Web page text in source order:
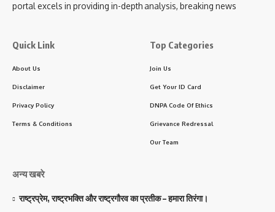
portal excels in providing in-depth analysis, breaking news
Quick Link
About Us
Disclaimer
Privacy Policy
Terms & Conditions
Top Categories
Join Us
Get Your ID Card
DNPA Code Of Ethics
Grievance Redressal
Our Team
अन्य खबरे
राष्ट्रप्रेम, राष्ट्रभक्ति और राष्ट्रगौरव का प्रतीक – हमारा तिरंगा।